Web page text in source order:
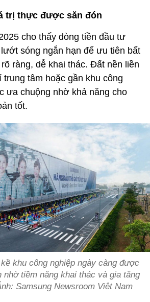
trị thực được săn đón
cho thấy dòng tiền đầu tư
sóng ngắn hạn để ưu tiên bất
ràng, dễ khai thác. Đất nền liền
trung tâm hoặc gần khu công
ưa chuộng nhờ khả năng cho
tốt.
khu công nghiệp ngày càng được
tiềm năng khai thác và gia tăng
Samsung Newsroom Việt Nam